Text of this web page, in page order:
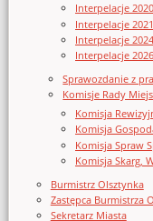
Interpelacje 2020
Interpelacje 2021
Interpelacje 2024
Interpelacje 2026
Sprawozdanie z
Komisje Rady
Komisja
Komisja
Komisja Spraw
Komisja Skarg,
Burmistrz Olsztynka
Zastępca Burmistrza
Sekretarz Miasta